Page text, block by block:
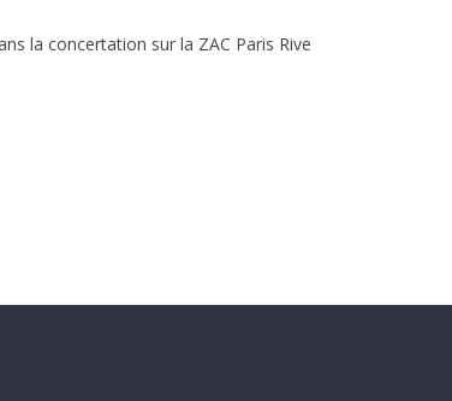
la concertation sur la ZAC Paris Rive